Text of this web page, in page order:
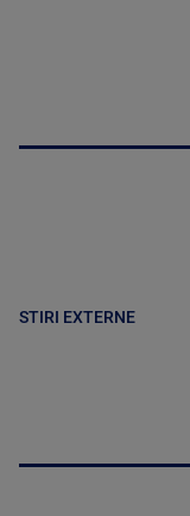
STIRI EXTERNE